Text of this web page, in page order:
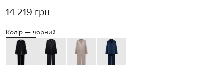
14 219 грн
Колір — чорний